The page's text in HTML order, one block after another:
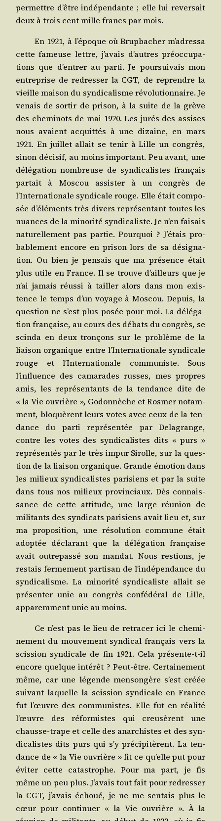
per­mettre d’être indé­pen­dante ; elle lui rever­sait
deux à trois cent mille francs par mois.
En 1921, à l’époque où Brup­ba­cher m’adressa
cette fameuse lettre, j’avais d’autres pré­oc­cu­pa­
tions que d’entrer au par­ti. Je pour­sui­vais mon
entre­prise de redres­ser la CGT, de reprendre la
vieille mai­son du syn­di­ca­lisme révo­lu­tion­naire. Je
venais de sor­tir de pri­son, à la suite de la grève
des che­mi­nots de mai 1920. Les jurés des assises
nous avaient acquit­tés à une dizaine, en mars
1921. En juillet allait se tenir à Lille un congrès,
sinon déci­sif, au moins impor­tant. Peu avant, une
délé­ga­tion nom­breuse de syn­di­ca­listes fran­çais
par­tait à Mos­cou assis­ter à un congrès de
l’Internationale syn­di­cale rouge. Elle était com­po­
sée d’éléments très divers repré­sen­tant toutes les
nuances de la mino­ri­té syn­di­ca­liste. Je n’en fai­sais
natu­rel­le­ment pas par­tie. Pour­quoi ? J’étais pro­
ba­ble­ment encore en pri­son lors de sa dési­gna­
tion. Ou bien je pen­sais que ma pré­sence était
plus utile en France. Il se trouve d’ailleurs que je
n’ai jamais réus­si à tailler alors dans mon exis­
tence le temps d’un voyage à Mos­cou. Depuis, la
ques­tion ne s’est plus posée pour moi. La délé­ga­
tion fran­çaise, au cours des débats du congrès, se
scin­da en deux tron­çons sur le pro­blème de la
liai­son orga­nique entre l’Internationale syn­di­cale
rouge et l’Internationale com­mu­niste. Sous
l’influence des cama­rades russes, mes propres
amis, les repré­sen­tants de la ten­dance dite de
« la Vie ouvrière », Godon­nèche et Ros­mer notam­
ment, blo­quèrent leurs votes avec ceux de la ten­
dance du par­ti repré­sen­tée par Dela­grange,
contre les votes des syn­di­ca­listes dits « purs »
repré­sen­tés par le très impur Sirolle, sur la ques­
tion de la liai­son orga­nique. Grande émo­tion dans
les milieux syn­di­ca­listes pari­siens et par la suite
dans tous nos milieux pro­vin­ciaux. Dès connais­
sance de cette atti­tude, une large réunion de
mili­tants des syn­di­cats pari­siens avait lieu et, sur
ma pro­po­si­tion, une réso­lu­tion com­mune était
adop­tée décla­rant que la délé­ga­tion fran­çaise
avait outre­pas­sé son man­dat. Nous res­tions, je
res­tais fer­me­ment par­ti­san de l’indépendance du
syn­di­ca­lisme. La mino­ri­té syn­di­ca­liste allait se
pré­sen­ter unie au congrès confé­dé­ral de Lille,
appa­rem­ment unie au moins.
Ce n’est pas le lieu de retra­cer ici le che­mi­
ne­ment du mou­ve­ment syn­di­cal fran­çais vers la
scis­sion syn­di­cale de fin 1921. Cela pré­sente-t-il
encore quelque inté­rêt ? Peut-être. Cer­tai­ne­ment
même, car une légende men­son­gère s’est créée
sui­vant laquelle la scis­sion syn­di­cale en France
fut l’œuvre des com­mu­nistes. Elle fut en réa­li­té
l’œuvre des réfor­mistes qui creu­sèrent une
chausse-trape et celle des anar­chistes et des syn­
di­ca­listes dits purs qui s’y pré­ci­pi­tèrent. La ten­
dance de « la Vie ouvrière » fit ce qu’elle put pour
évi­ter cette catas­trophe. Pour ma part, je fis
même un peu plus. J’avais tout fait pour redres­ser
la CGT, j’avais échoué, je ne me sen­tais plus le
cœur pour conti­nuer « la Vie ouvrière ». À la